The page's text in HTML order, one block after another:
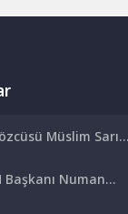
Müslim Sarı
Bulundu: 8 İl
Atama Yapıldı
Başkanı Numan